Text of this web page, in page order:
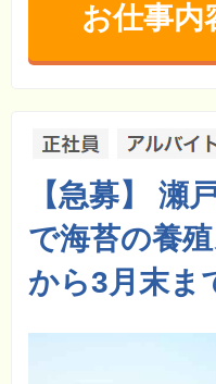
お仕事内
【急募】 瀬
で海苔の養
から3月末ま